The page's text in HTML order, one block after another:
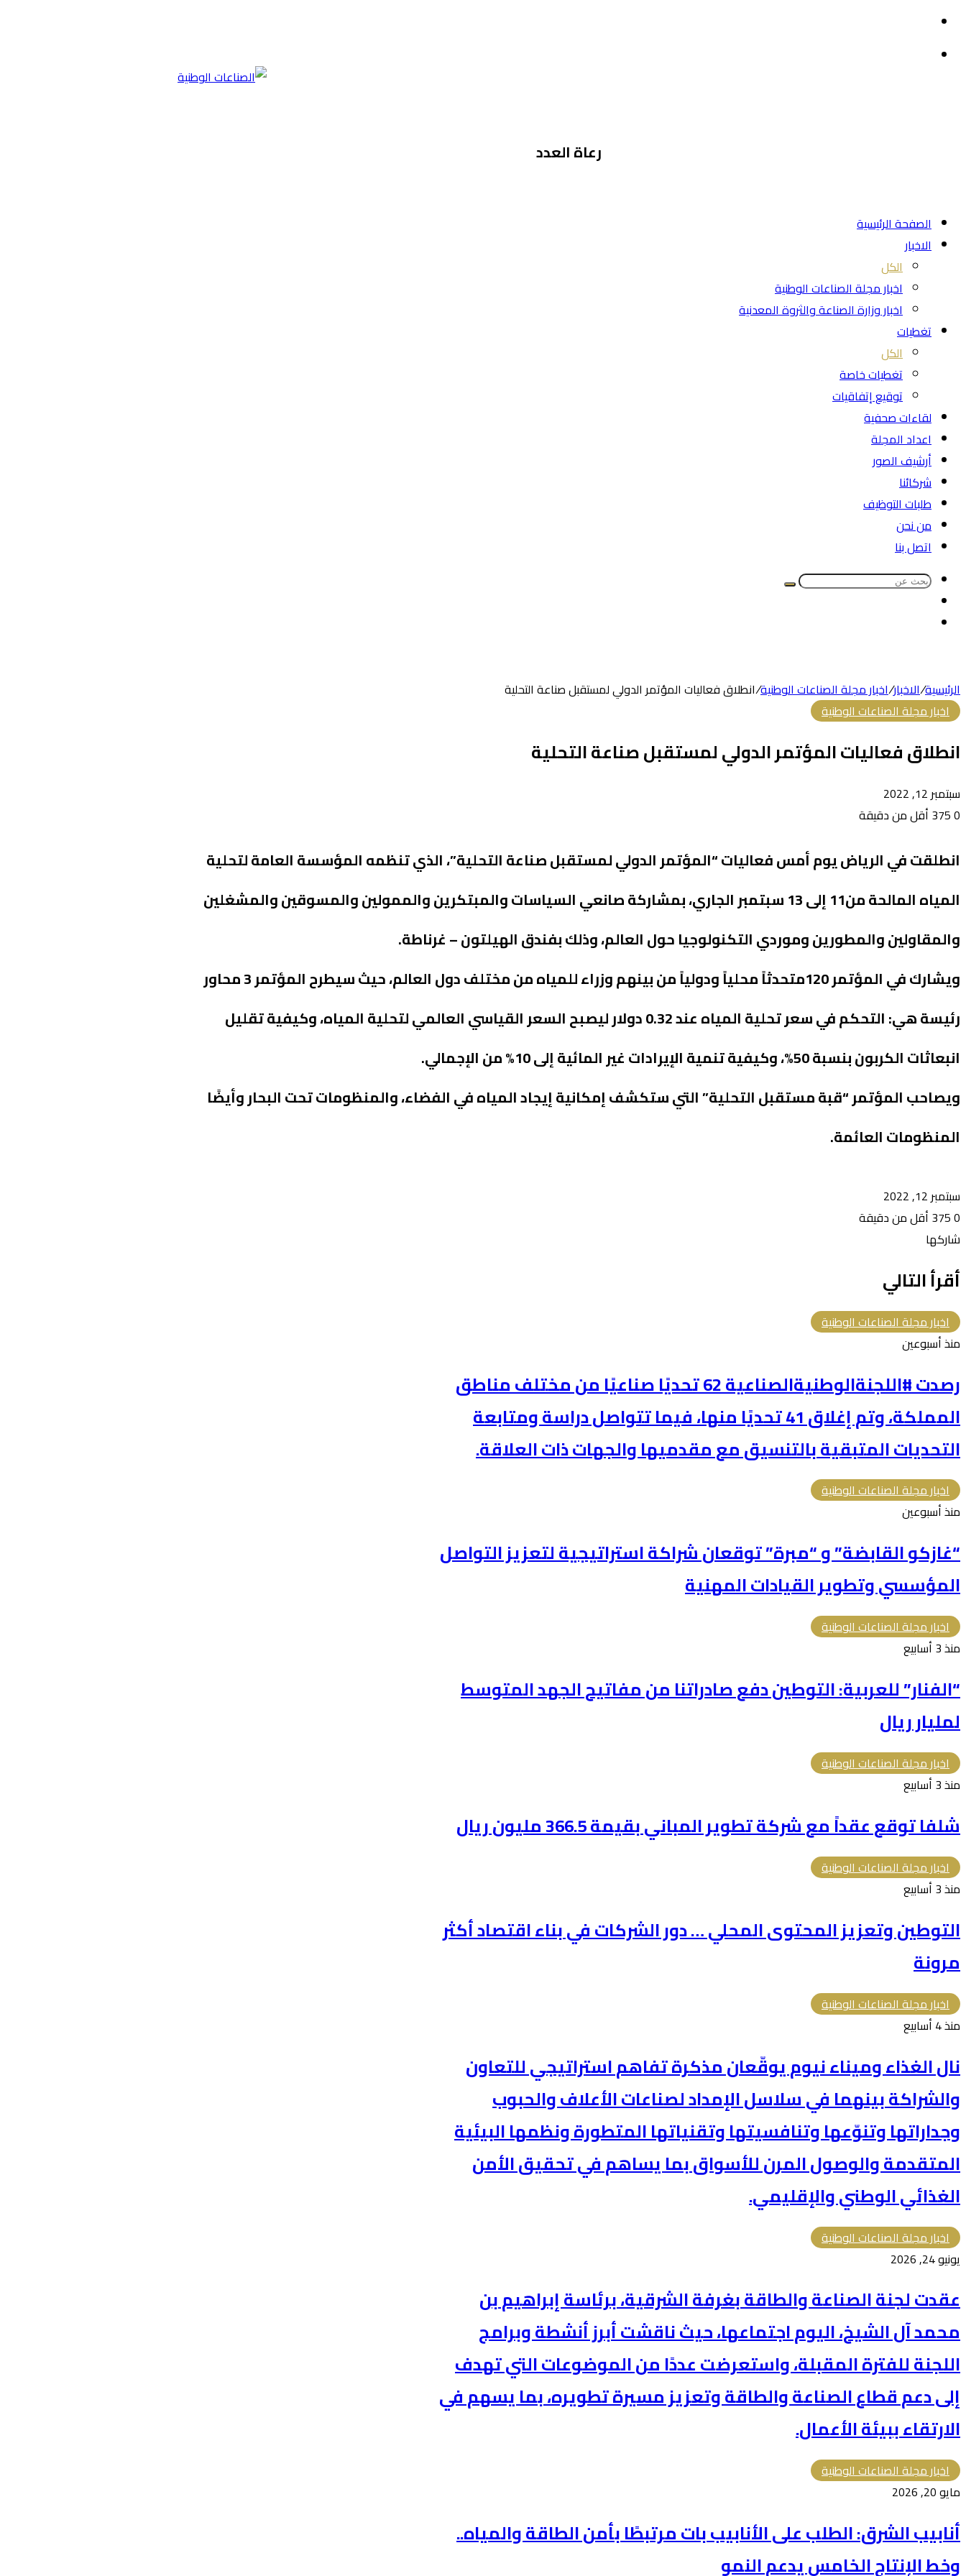
رعاة العدد
الصفحة الرئيسية
الاخبار
الكل
اخبار مجلة الصناعات الوطنية
اخبار وزارة الصناعة والثروة المعدنية
تغطيات
الكل
تغطيات خاصة
توقيع إتفاقيات
لقاءات صحفية
اعداد المجلة
أرشيف الصور
شركائنا
طلبات التوظيف
من نحن
اتصل بنا
بحث
الرئيسية/الاخبار/اخبار مجلة الصناعات الوطنية/انطلاق فعاليات المؤتمر الدولي لمستقبل صناعة التحلية
اخبار مجلة الصناعات الوطنية
انطلاق فعاليات المؤتمر الدولي لمستقبل صناعة التحلية
سبتمبر 12, 2022
0
أقل من دقيقة
عبر
انطلقت في الرياض يوم أمس فعاليات “المؤتمر الدولي لمستقبل صناعة التحلية”، الذي تنظمه المؤسسة العامة لتحلية
المياه المالحة من11 إلى 13 سبتمبر الجاري، بمشاركة صانعي السياسات والمبتكرين والممولين والمسوقين والمشغلين
والمقاولين والمطورين وموردي التكنولوجيا حول العالم، وذلك بفندق الهيلتون – غرناطة.
ويشارك في المؤتمر 120متحدثاً محلياً ودولياً من بينهم وزراء للمياه من مختلف دول العالم، حيث سيطرح المؤتمر 3 محاور
رئيسة هي: التحكم في سعر تحلية المياه عند 0.32 دولار ليصبح السعر القياسي العالمي لتحلية المياه، وكيفية تقليل
انبعاثات الكربون بنسبة 50%، وكيفية تنمية الإيرادات غير المائية إلى 10% من الإجمالي.
ويصاحب المؤتمر “قبة مستقبل التحلية” التي ستكشف إمكانية إيجاد المياه في الفضاء، والمنظومات تحت البحار وأيضًا
المنظومات العائمة.
سبتمبر 12, 2022
0
أقل من دقيقة
فيسبوك
تويتر
لينكدإن
واتساب
تيلقرام
مشاركة
البريد
طباعة
شاركها
عبر
أقرأ التالي
اخبار مجلة الصناعات الوطنية
منذ أسبوعين
رصدت #اللجنةالوطنيةالصناعية 62 تحديًا صناعيًا من مختلف مناطق
المملكة، وتم إغلاق 41 تحديًا منها، فيما تتواصل دراسة ومتابعة
التحديات المتبقية بالتنسيق مع مقدميها والجهات ذات العلاقة.
اخبار مجلة الصناعات الوطنية
منذ أسبوعين
“غازكو القابضة” و “مبرة” توقعان شراكة استراتيجية لتعزيز التواصل
المؤسسي وتطوير القيادات المهنية
اخبار مجلة الصناعات الوطنية
منذ 3 أسابيع
“الفنار” للعربية: التوطين دفع صادراتنا من مفاتيح الجهد المتوسط
لمليار ريال
اخبار مجلة الصناعات الوطنية
منذ 3 أسابيع
شلفا توقع عقداً مع شركة تطوير المباني بقيمة 366.5 مليون ريال
اخبار مجلة الصناعات الوطنية
منذ 3 أسابيع
التوطين وتعزيز المحتوى المحلي … دور الشركات في بناء اقتصاد أكثر
مرونة
اخبار مجلة الصناعات الوطنية
منذ 4 أسابيع
نال الغذاء وميناء نيوم يوقّعان مذكرة تفاهم استراتيجي للتعاون
والشراكة بينهما في سلاسل الإمداد لصناعات الأعلاف والحبوب
وجداراتها وتنوّعها وتنافسيتها وتقنياتها المتطورة ونظمها البيئية
المتقدمة والوصول المرن للأسواق بما يساهم في تحقيق الأمن
الغذائي الوطني والإقليمي.
اخبار مجلة الصناعات الوطنية
يونيو 24, 2026
عقدت لجنة الصناعة والطاقة بغرفة الشرقية، برئاسة إبراهيم بن
محمد آل الشيخ، اليوم اجتماعها، حيث ناقشت أبرز أنشطة وبرامج
اللجنة للفترة المقبلة، واستعرضت عددًا من الموضوعات التي تهدف
إلى دعم قطاع الصناعة والطاقة وتعزيز مسيرة تطويره، بما يسهم في
الارتقاء ببيئة الأعمال.
اخبار مجلة الصناعات الوطنية
مايو 20, 2026
أنابيب الشرق: الطلب على الأنابيب بات مرتبطًا بأمن الطاقة والمياه..
وخط الإنتاج الخامس يدعم النمو